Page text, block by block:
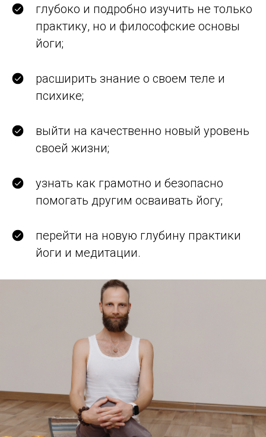
глубоко и подробно изучить не только
практику, но и философские основы
йоги;
расширить знание о своем теле и
психике;
выйти на качественно новый уровень
своей жизни;
узнать как грамотно и безопасно
помогать другим осваивать йогу;
перейти на новую глубину практики
йоги и медитации.